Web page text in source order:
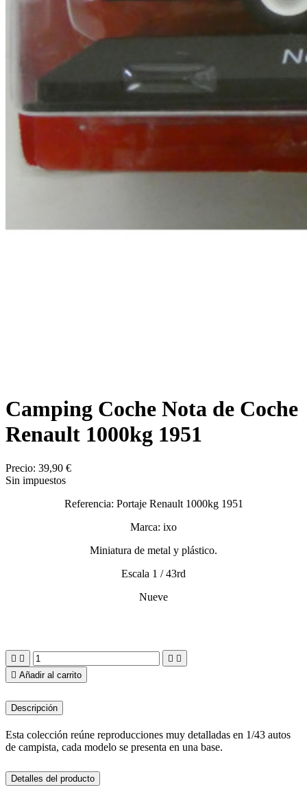
Camping Coche Nota de Coche
Renault 1000kg 1951
Precio: 39,90 €
Sin impuestos
Referencia: Portaje Renault 1000kg 1951
Marca: ixo
Miniatura de metal y plástico.
Escala 1 / 43rd
Nueve
   
 Añadir al carrito
Descripción
Esta colección reúne reproducciones muy detalladas en 1/43 autos
de campista, cada modelo se presenta en una base.
Detalles del producto